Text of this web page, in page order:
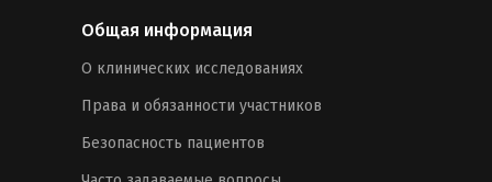
Общая информация
О клинических исследованиях
Права и обязанности участников
Безопасность пациентов